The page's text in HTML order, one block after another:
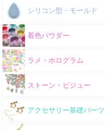
シリコン型・モールド
着色パウダー
ラメ・ホログラム
ストーン・ビジュー
アクセサリー基礎パーツ